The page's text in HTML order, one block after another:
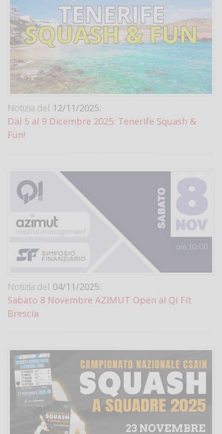
Notizia del 12/11/2025:
Dal 5 al 9 Dicembre 2025: Tenerife Squash &
Fun!
Notizia del 04/11/2025:
Sabato 8 Novembre AZIMUT Open al Qi Fit
Brescia